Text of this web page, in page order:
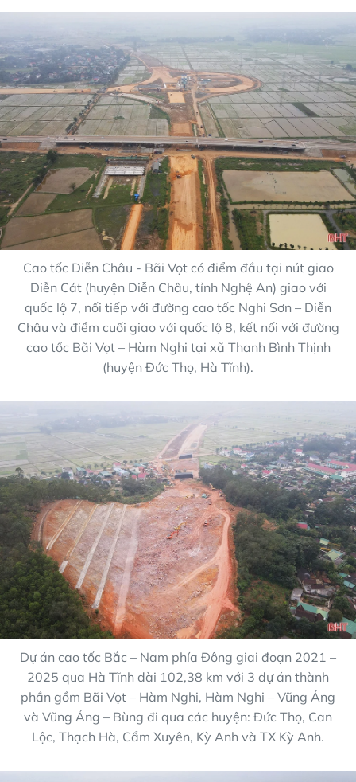
Cao tốc Diễn Châu - Bãi Vọt có điểm đầu tại nút giao
Diễn Cát (huyện Diễn Châu, tỉnh Nghệ An) giao với
quốc lộ 7, nối tiếp với đường cao tốc Nghi Sơn – Diễn
Châu và điểm cuối giao với quốc lộ 8, kết nối với đường
cao tốc Bãi Vọt – Hàm Nghi tại xã Thanh Bình Thịnh
(huyện Đức Thọ, Hà Tĩnh).
Dự án cao tốc Bắc – Nam phía Đông giai đoạn 2021 –
2025 qua Hà Tĩnh dài 102,38 km với 3 dự án thành
phần gồm Bãi Vọt – Hàm Nghi, Hàm Nghi – Vũng Áng
và Vũng Áng – Bùng đi qua các huyện: Đức Thọ, Can
Lộc, Thạch Hà, Cẩm Xuyên, Kỳ Anh và TX Kỳ Anh.